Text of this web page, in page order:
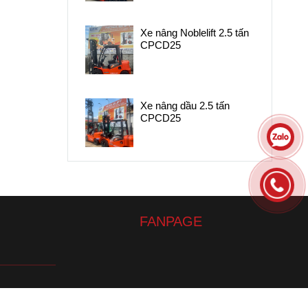
Xe nâng Noblelift 2.5 tấn
CPCD25
Xe nâng dầu 2.5 tấn
CPCD25
FANPAGE